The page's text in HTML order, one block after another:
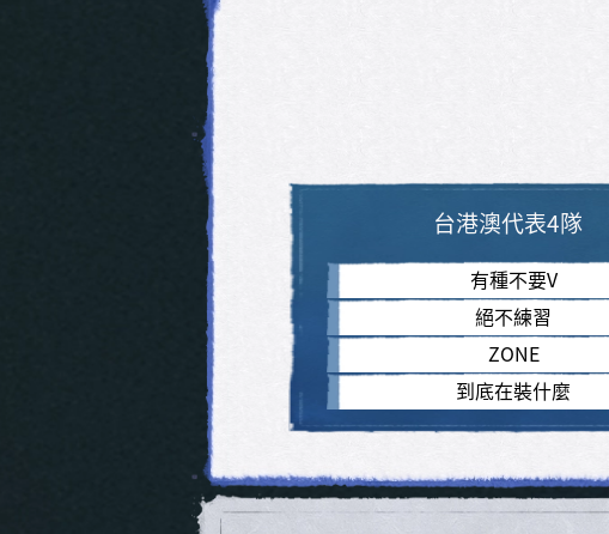
台港澳代表4隊
有種不要V
絕不練習
ZONE
到底在裝什麼